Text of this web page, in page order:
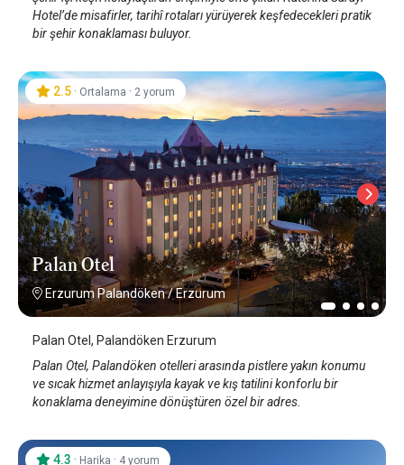
Hotel’de misafirler, tarihî rotaları yürüyerek keşfedecekleri pratik
bir şehir konaklaması buluyor.
Palan Otel
Erzurum Palandöken/Erzurum
2.5 · Ortalama · 2 yorum
Palan Otel, Palandöken Erzurum
Palan Otel, Palandöken otelleri arasında pistlere yakın konumu
ve sıcak hizmet anlayışıyla kayak ve kış tatilini konforlu bir
konaklama deneyimine dönüştüren özel bir adres.
4.3 · Harika · 4 yorum